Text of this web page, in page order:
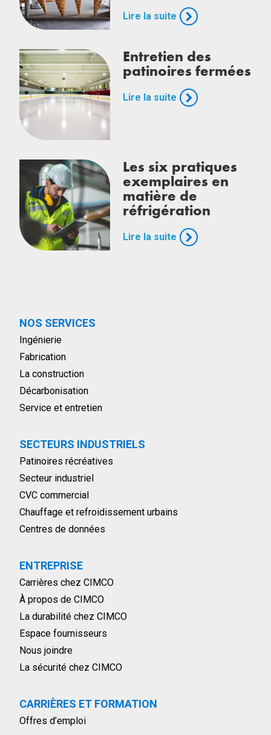
Lire la suite
Entretien des
patinoires fermées
Lire la suite
Les six pratiques
exemplaires en
matière de
réfrigération
Lire la suite
NOS SERVICES
Ingénierie
Fabrication
La construction
Décarbonisation
Service et entretien
SECTEURS INDUSTRIELS
Patinoires récréatives
Secteur industriel
CVC commercial
Chauffage et refroidissement urbains
Centres de données
ENTREPRISE
Carrières chez CIMCO
À propos de CIMCO
La durabilité chez CIMCO
Espace fournisseurs
Nous joindre
La sécurité chez CIMCO
CARRIÈRES ET FORMATION
Offres d’emploi